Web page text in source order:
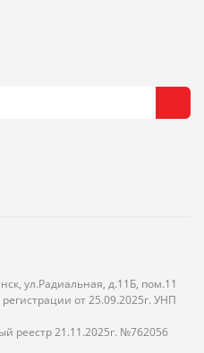
ул.Радиальная, д.11Б, пом.11
от 25.09.2025г. УНП
реестр 21.11.2025г. №762056